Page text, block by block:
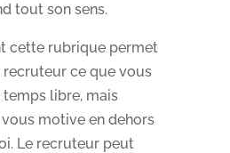
tout son sens.
cette rubrique permet
ce que vous
libre, mais
motive en dehors
Le recruteur peut